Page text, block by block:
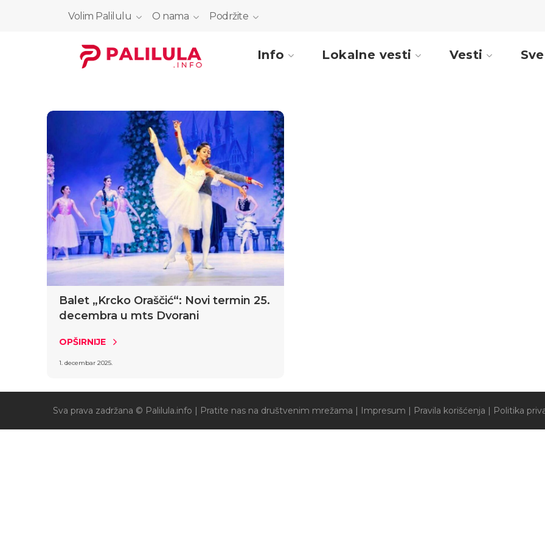
Volim Palilulu O nama Podržite
Info Lokalne vesti Vesti
Balet „Krcko Oraščić“: Novi termin 25.
decembra u mts Dvorani
OPŠIRNIJE
1. decembar 2025.
Sva prava zadržana © Palilula.info | Pratite nas na društvenim mrežama | Impresum | Pravila korišćenja | Politika